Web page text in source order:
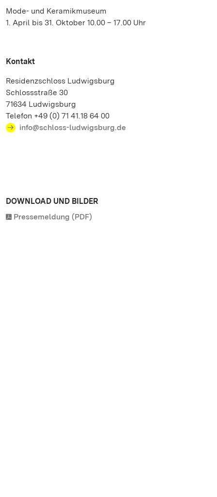
Mode- und Keramikmuseum
1. April bis 31. Oktober 10.00 – 17.00 Uhr
Kontakt
Residenzschloss Ludwigsburg
Schlossstraße 30
71634 Ludwigsburg
Telefon +49 (0) 71 41.18 64 00
info@schloss-ludwigsburg.de
DOWNLOAD UND BILDER
Pressemeldung (PDF)